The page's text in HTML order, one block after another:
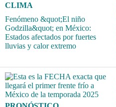
CLIMA
Fenómeno &quot;El niño
Godzilla&quot; en México:
Estados afectados por fuertes
lluvias y calor extremo